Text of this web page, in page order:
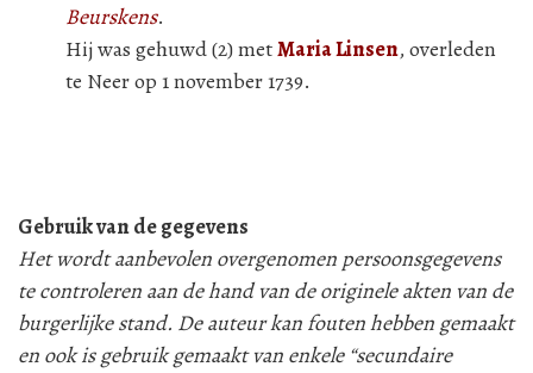
Beurskens.
Hij was gehuwd (2) metMaria Linsen, overleden
te Neer op 1 november 1739.
Gebruik van de gegevens
Het wordt aanbevolen overgenomen persoonsgegevens
te controleren aan de hand van de originele akten van de
burgerlijke stand. De auteur kan fouten hebben gemaakt
en ook is gebruik gemaakt van enkele “secundaire